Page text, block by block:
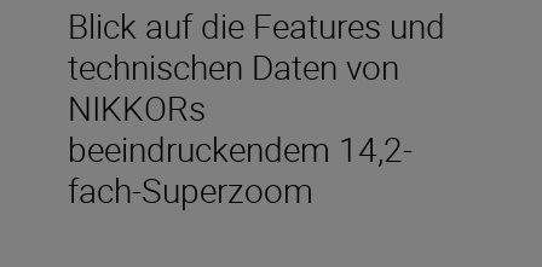
Blick auf die Features und
technischen Daten von
NIKKORs
beeindruckendem 14,2-
fach-Superzoom